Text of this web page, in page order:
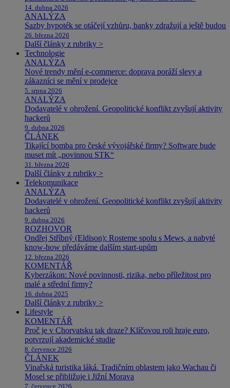
14. dubna 2026
ANALÝZA
Sazby hypoték se otáčejí vzhůru, banky zdražují a ještě budou
26. března 2026
Další články z rubriky >
Technologie
ANALÝZA
Nové trendy mění e-commerce: doprava poráží slevy a
zákazníci se mění v prodejce
5. srpna 2026
ANALÝZA
Dodavatelé v ohrožení. Geopolitické konflikt zvyšují aktivity
hackerů
9. dubna 2026
ČLÁNEK
Tikající bomba pro české vývojářské firmy? Software bude
muset mít „povinnou STK“
31. března 2026
Další články z rubriky >
Telekomunikace
ANALÝZA
Dodavatelé v ohrožení. Geopolitické konflikt zvyšují aktivity
hackerů
9. dubna 2026
ROZHOVOR
Ondřej Stříbný (Eldison): Rosteme spolu s Mews, a nabyté
know-how předáváme dalším start-upům
12. března 2026
KOMENTÁŘ
Kyberzákon: Nové povinnosti, rizika, nebo příležitost pro
malé a střední firmy?
16. dubna 2025
Další články z rubriky >
Lifestyle
KOMENTÁŘ
Proč je v Chorvatsku tak draze? Klíčovou roli hraje euro,
potvrzují akademické studie
8. července 2026
ČLÁNEK
Vinařská turistika láká. Tradičním oblastem jako Wachau či
Mosel se přibližuje i Jižní Morava
7. července 2026